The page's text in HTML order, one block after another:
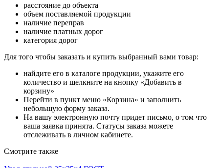
расстояние до объекта
объем поставляемой продукции
наличие переправ
наличие платных дорог
категория дорог
Для того чтобы заказать и купить выбранный вами товар:
найдите его в каталоге продукции, укажите его
количество и щелкните на кнопку «Добавить в
корзину»
Перейти в пункт меню «Корзина» и заполнить
небольшую форму заказа.
На вашу электронную почту придет письмо, о том что
ваша заявка принята. Статусы заказа можете
отслеживать в личном кабинете.
Смотрите также